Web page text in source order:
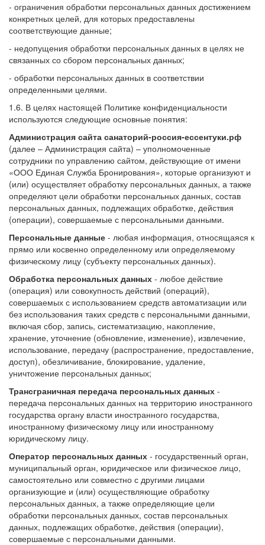
- ограничения обработки персональных данных достижением
конкретных целей, для которых предоставлены
соответствующие данные;
- недопущения обработки персональных данных в целях не
связанных со сбором персональных данных;
- обработки персональных данных в соответствии
определенными целями.
1.6. В целях настоящей Политике конфиденциальности
используются следующие основные понятия:
Администрация сайта санаторий-россия-ессентуки.рф
(далее – Администрация сайта) – уполномоченные
сотрудники по управлению сайтом, действующие от имени
«ООО Единая Служба Бронирования», которые организуют и
(или) осуществляет обработку персональных данных, а также
определяют цели обработки персональных данных, состав
персональных данных, подлежащих обработке, действия
(операции), совершаемые с персональными данными.
Персональные данные - любая информация, относящаяся к
прямо или косвенно определенному или определяемому
физическому лицу (субъекту персональных данных).
Обработка персональных данных - любое действие
(операция) или совокупность действий (операций),
совершаемых с использованием средств автоматизации или
без использования таких средств с персональными данными,
включая сбор, запись, систематизацию, накопление,
хранение, уточнение (обновление, изменение), извлечение,
использование, передачу (распространение, предоставление,
доступ), обезличивание, блокирование, удаление,
уничтожение персональных данных;
Трансграничная передача персональных данных -
передача персональных данных на территорию иностранного
государства органу власти иностранного государства,
иностранному физическому лицу или иностранному
юридическому лицу.
Оператор персональных данных - государственный орган,
муниципальный орган, юридическое или физическое лицо,
самостоятельно или совместно с другими лицами
организующие и (или) осуществляющие обработку
персональных данных, а также определяющие цели
обработки персональных данных, состав персональных
данных, подлежащих обработке, действия (операции),
совершаемые с персональными данными.